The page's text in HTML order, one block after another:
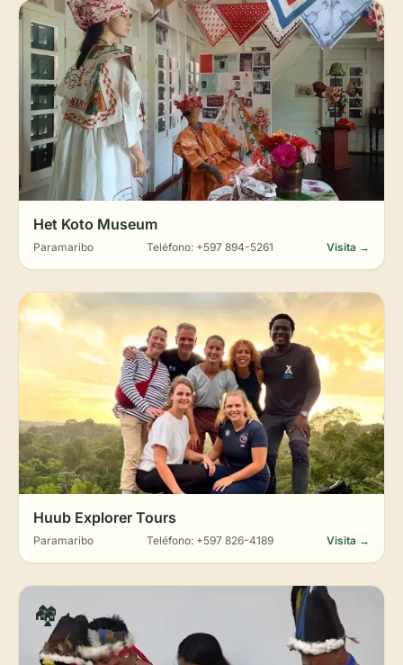
Het Koto Museum
Paramaribo Teléfono: +597 894-5261 Visita →
Huub Explorer Tours
Paramaribo Teléfono: +597 826-4189 Visita →
🏘️